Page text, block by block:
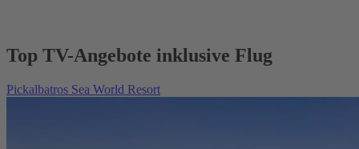
Top TV-Angebote inklusive Flug
Pickalbatros Sea World Resort